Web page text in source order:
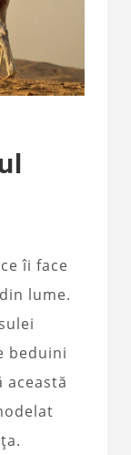
îi face
lume.
beduini
această